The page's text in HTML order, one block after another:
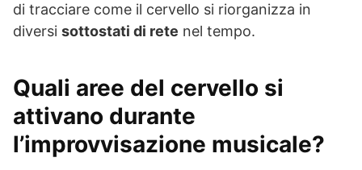
di tracciare come il cervello si riorganizza in
diversi sottostati di rete nel tempo.
Quali aree del cervello si
attivano durante
l’improvvisazione musicale?